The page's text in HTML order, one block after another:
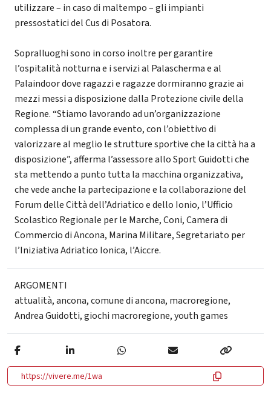
utilizzare – in caso di maltempo – gli impianti
pressostatici del Cus di Posatora.
Sopralluoghi sono in corso inoltre per garantire
l’ospitalità notturna e i servizi al Palascherma e al
Palaindoor dove ragazzi e ragazze dormiranno grazie ai
mezzi messi a disposizione dalla Protezione civile della
Regione. “Stiamo lavorando ad un’organizzazione
complessa di un grande evento, con l’obiettivo di
valorizzare al meglio le strutture sportive che la città ha a
disposizione”, afferma l’assessore allo Sport Guidotti che
sta mettendo a punto tutta la macchina organizzativa,
che vede anche la partecipazione e la collaborazione del
Forum delle Città dell’Adriatico e dello Ionio, l’Ufficio
Scolastico Regionale per le Marche, Coni, Camera di
Commercio di Ancona, Marina Militare, Segretariato per
l’Iniziativa Adriatico Ionica, l’Aiccre.
ARGOMENTI
attualità,ancona,comune di ancona, macroregione,
Andrea Guidotti,giochi macroregione,youth games
https://vivere.me/1wa